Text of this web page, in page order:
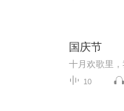
国庆节
10